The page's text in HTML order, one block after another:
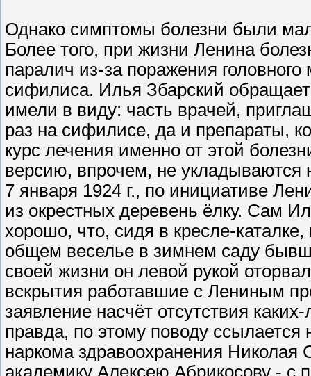
Однако симптомы болезни были
Более того, при жизни Ленина
паралич из-за поражения
сифилиса. Илья Збарский обращает
имели в виду: часть врачей,
раз на сифилисе, да и препараты,
курс лечения именно от этой
версию, впрочем, не укладываются
7 января 1924 г., по инициативе
из окрестных деревень ёлку. Сам
хорошо, что, сидя в кресле-
общем веселье в зимнем саду
своей жизни он левой рукой
вскрытия работавшие с Лениным
заявление насчёт отсутствия
правда, по этому поводу
наркома здравоохранения
академику Алексею Абрикосову - с